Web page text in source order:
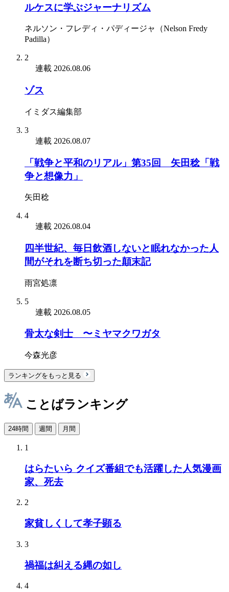
ルケスに学ぶジャーナリズム
ネルソン・フレディ・パディージャ（Nelson Fredy
Padilla）
2
連載 2026.08.06
ゾス
イミダス編集部
3
連載 2026.08.07
「戦争と平和のリアル」第35回 矢田稔「戦
争と想像力」
矢田稔
4
連載 2026.08.04
四半世紀、毎日飲酒しないと眠れなかった人
間がそれを断ち切った顛末記
雨宮処凛
5
連載 2026.08.05
骨太な剣士 〜ミヤマクワガタ
今森光彦
ランキングをもっと見る
ことばランキング
24時間 週間 月間
1
はらたいら クイズ番組でも活躍した人気漫画
家、死去
2
家貧しくして孝子顕る
3
禍福は糾える縄の如し
4